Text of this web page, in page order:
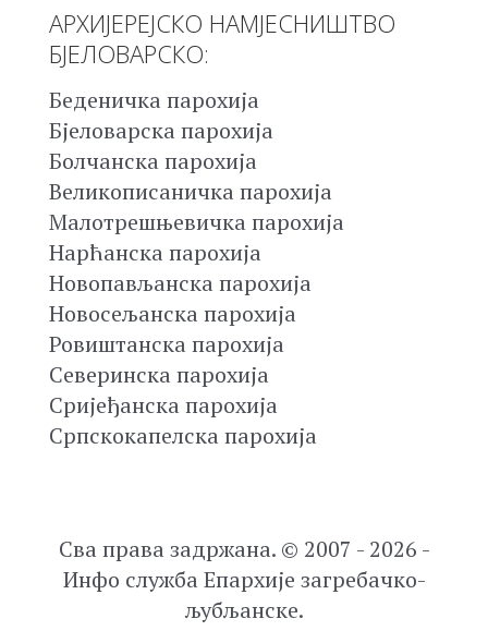
АРХИЈЕРЕЈСКО НАМЈЕСНИШТВО
БЈЕЛОВАРСКО:
Беденичка парохија
Бјеловарска парохија
Болчанска парохија
Великописаничка парохија
Малотрешњевичка парохија
Нарћанска парохија
Новопављанска парохија
Новосељанска парохија
Ровиштанска парохија
Северинска парохија
Сријеђанска парохија
Српскокапелска парохија
Сва права задржана. © 2007 - 2026 -
Инфо служба Епархије загребачко-
љубљанске.